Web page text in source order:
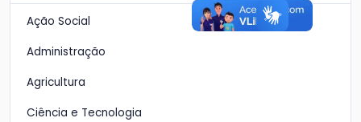
Ação Social
Administração
Agricultura
Ciência e Tecnologia